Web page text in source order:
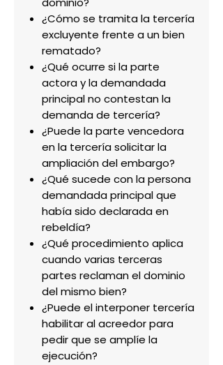
¿Cómo se tramita la tercería
excluyente frente a un bien
rematado?
¿Qué ocurre si la parte
actora y la demandada
principal no contestan la
demanda de tercería?
¿Puede la parte vencedora
en la tercería solicitar la
ampliación del embargo?
¿Qué sucede con la persona
demandada principal que
había sido declarada en
rebeldía?
¿Qué procedimiento aplica
cuando varias terceras
partes reclaman el dominio
del mismo bien?
¿Puede el interponer tercería
habilitar al acreedor para
pedir que se amplíe la
ejecución?